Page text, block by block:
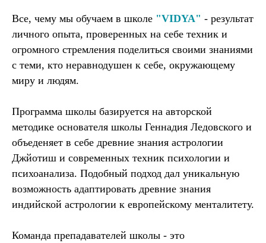
Все, чему мы обучаем в школе "VIDYA" - результат
личного опыта, проверенных на себе техник и
огромного стремления поделиться своими знаниями
с теми, кто неравнодушен к себе, окружающему
миру и людям.
Программа школы базируется на авторской
методике основателя школы Геннадия Ледовского и
объеденяет в себе древние знания астрологии
Джйотиш и современных техник психологии и
психоанализа. Подобный подход дал уникальную
возможность адаптировать древние знания
индийской астрологии к европейскому менталитету.
Команда препадавателей школы - это